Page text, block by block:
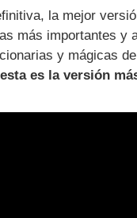
la mejor
más importantes y
y mágicas
es la versión